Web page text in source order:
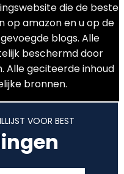
die de beste
op amazon en u op de
blogs. Alle
beschermd door
Alle geciteerde inhoud
bronnen.
VOOR BEST